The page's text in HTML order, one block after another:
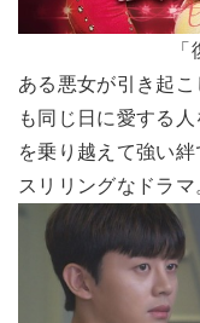
ある悪女が引き起
も同じ日に愛する
を乗り越えて強い
スリリングなドラマ